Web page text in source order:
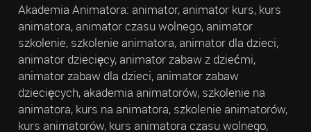
Akademia Animatora: animator, animator kurs, kurs
animatora, animator czasu wolnego, animator
szkolenie, szkolenie animatora, animator dla dzieci,
animator dziecięcy, animator zabaw z dziećmi,
animator zabaw dla dzieci, animator zabaw
dziecięcych, akademia animatorów, szkolenie na
animatora, kurs na animatora, szkolenie animatorów,
kurs animatorów, kurs animatora czasu wolnego,